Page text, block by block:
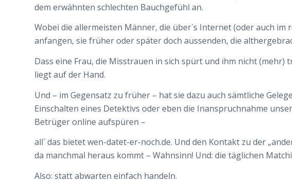
dem erwähnten schlechten Bauchgefühl an.
Wobei die allermeisten Männer, die über`s Internet (oder auch im
anfangen, sie früher oder später doch aussenden, die
Dass eine Frau, die Misstrauen in sich spürt und ihm nicht (mehr)
liegt auf der Hand.
Und – im Gegensatz zu früher – hat sie dazu auch sämtliche
Einschalten eines Detektivs oder eben die Inanspruchnahme
Betrüger online aufspüren –
all` das bietet wen-datet-er-noch.de. Und den Kontakt zu der
da manchmal heraus kommt – Wahnsinn! Und: die täglichen
Also: statt abwarten einfach handeln.